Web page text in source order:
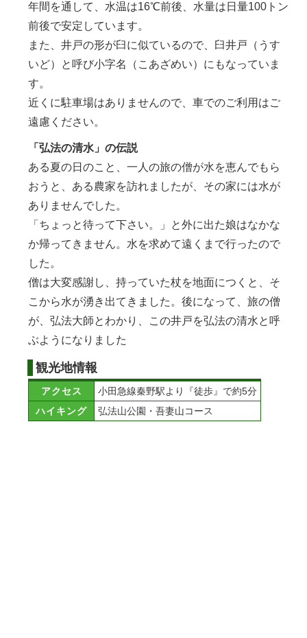
年間を通して、水温は16℃前後、水量は日量100トン
前後で安定しています。
また、井戸の形が臼に似ているので、臼井戸（うす
いど）と呼び小字名（こあざめい）にもなっていま
す。
近くに駐車場はありませんので、車でのご利用はご
遠慮ください。
「弘法の清水」の伝説
ある夏の日のこと、一人の旅の僧が水を恵んでもら
おうと、ある農家を訪れましたが、その家には水が
ありませんでした。
「ちょっと待って下さい。」と外に出た娘はなかな
か帰ってきません。水を求めて遠くまで行ったので
した。
僧は大変感謝し、持っていた杖を地面につくと、そ
こから水が湧き出てきました。後になって、旅の僧
が、弘法大師とわかり、この井戸を弘法の清水と呼
ぶようになりました
観光地情報
アクセス
小田急線秦野駅より『徒歩』で約5分
ハイキング
弘法山公園・吾妻山コース